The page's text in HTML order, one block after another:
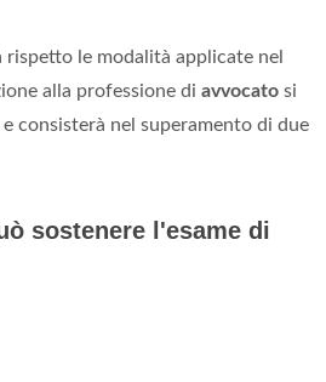
rispetto le modalità applicate nel
alla professione di avvocato si
consisterà nel superamento di due
sostenere l'esame di